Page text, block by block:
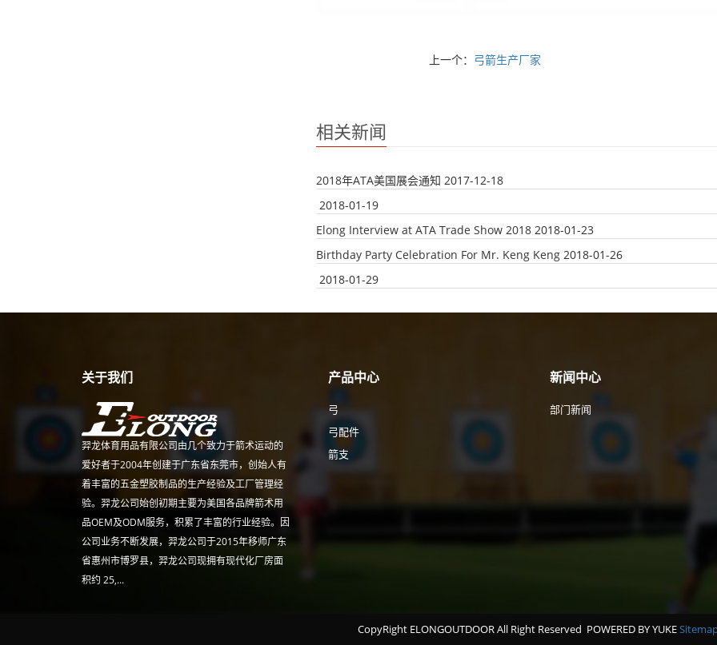
上一个： 弓箭生产厂家
相关新闻
2018年ATA美国展会通知 2017-12-18
2018-01-19
Elong Interview at ATA Trade Show 2018 2018-01-23
Birthday Party Celebration For Mr. Keng Keng 2018-01-26
2018-01-29
关于我们
羿龙体育用品有限公司由几个致力于箭术运动的
爱好者于2004年创建于广东省东莞市，创始人有
着丰富的五金塑胶制品的生产经验及工厂管理经
验。羿龙公司始创初期主要为美国各品牌箭术用
品OEM及ODM服务，积累了丰富的行业经验。因
公司业务不断发展，羿龙公司于2015年移师广东
省惠州市博罗县，羿龙公司现拥有现代化厂房面
积约 25,...
产品中心
弓
弓配件
箭支
新闻中心
部门新闻
CopyRight ELONGOUTDOOR All Right Reserved POWERED BY YUKE